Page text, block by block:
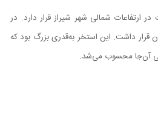
ارتفاعات شمالی شهر شیراز قرار دارد. در
داشت. این استخر به‌قدری بزرگ بود که
آن‌جا محسوب می‌شد.